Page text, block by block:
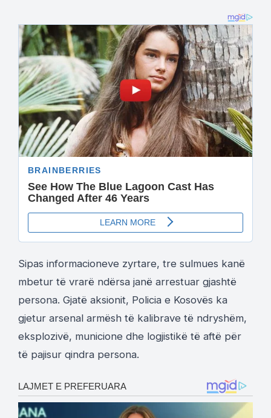
Sipas informacioneve zyrtare, tre sulmues kanë
mbetur të vrarë ndërsa janë arrestuar gjashtë
persona. Gjatë aksionit, Policia e Kosovës ka
gjetur arsenal armësh të kalibrave të ndryshëm,
eksplozivë, municione dhe logjistikë të aftë për
të pajisur qindra persona.